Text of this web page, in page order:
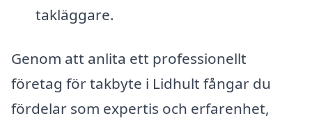
takläggare.
Genom att anlita ett professionellt
företag för takbyte i Lidhult fångar du
fördelar som expertis och erfarenhet,